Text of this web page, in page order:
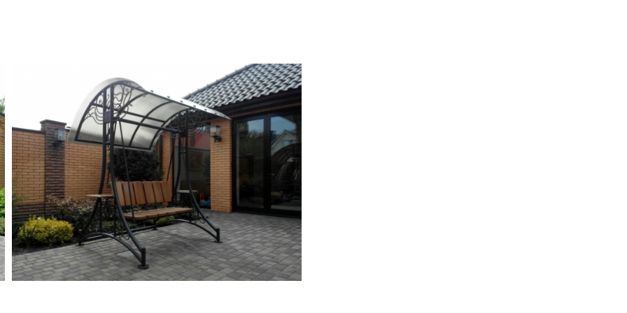
садову лаву. Завдяки
альтанкою, де зможе
куточку
порожніми. Якщо
елегантне
вибору дизайну, можна
найкращою вартістю
після оформлення